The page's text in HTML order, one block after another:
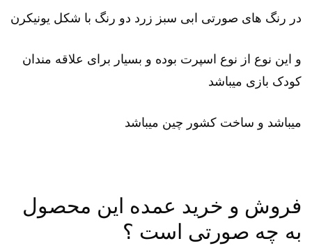
در رنگ های صورتی ابی سبز زرد دو رنگ با شکل یونیکرن
و این نوع از نوع اسپرت بوده و بسیار برای علاقه مندان
کودک بازی میباشد
میباشد و ساخت کشور چین میباشد
فروش و خرید عمده این محصول
به چه صورتی است ؟